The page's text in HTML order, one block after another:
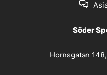
Söder
Hornsgatan